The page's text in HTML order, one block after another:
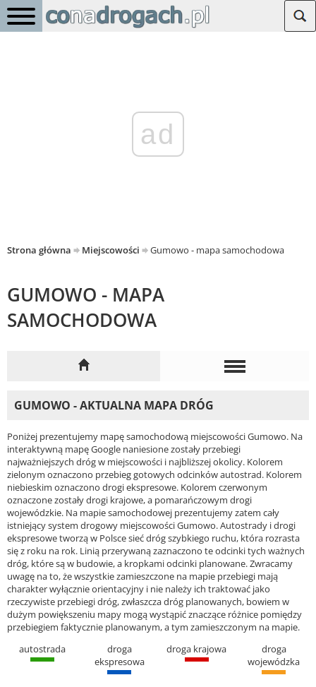
ad
Strona główna Miejscowości Gumowo - mapa samochodowa
GUMOWO - MAPA
SAMOCHODOWA
GUMOWO - AKTUALNA MAPA DRÓG
Poniżej prezentujemy mapę samochodową miejscowości Gumowo. Na
interaktywną mapę Google naniesione zostały przebiegi
najważniejszych dróg w miejscowości i najbliższej okolicy. Kolorem
zielonym oznaczono przebieg gotowych odcinków autostrad. Kolorem
niebieskim oznaczono drogi ekspresowe. Kolorem czerwonym
oznaczone zostały drogi krajowe, a pomarańczowym drogi
wojewódzkie. Na mapie samochodowej prezentujemy zatem cały
istniejący system drogowy miejscowości Gumowo. Autostrady i drogi
ekspresowe tworzą w Polsce sieć dróg szybkiego ruchu, która rozrasta
się z roku na rok. Linią przerywaną zaznaczono te odcinki tych ważnych
dróg, które są w budowie, a kropkami odcinki planowane. Zwracamy
uwagę na to, że wszystkie zamieszczone na mapie przebiegi mają
charakter wyłącznie orientacyjny i nie należy ich traktować jako
rzeczywiste przebiegi dróg, zwłaszcza dróg planowanych, bowiem w
dużym powiększeniu mapy mogą wystąpić znaczące różnice pomiędzy
przebiegiem faktycznie planowanym, a tym zamieszczonym na mapie.
autostrada
droga
ekspresowa
droga krajowa
droga
wojewódzka